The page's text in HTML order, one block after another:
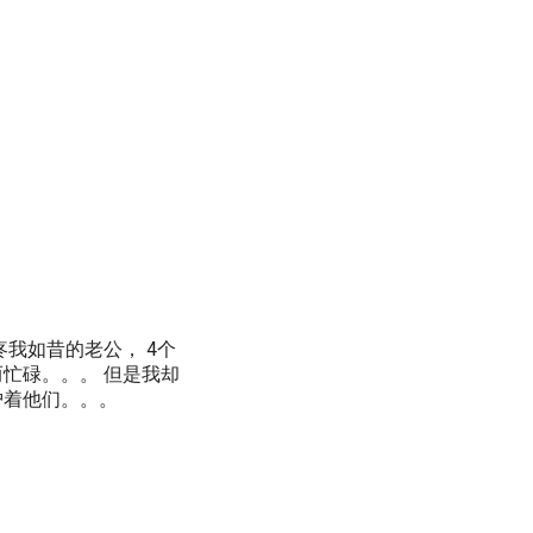
我如昔的老公， 4个
碌。。。 但是我却
他们。。。